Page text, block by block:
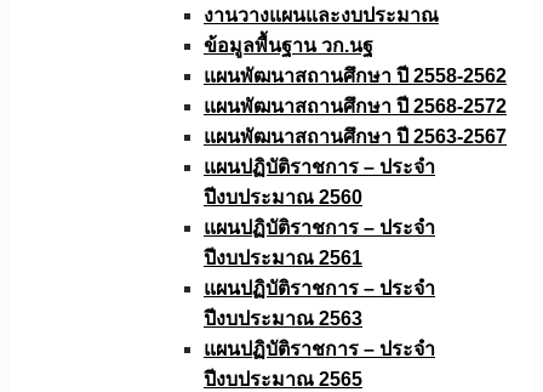
งานวางแผนและงบประมาณ
ข้อมูลพื้นฐาน วก.นฐ
แผนพัฒนาสถานศึกษา ปี 2558-2562
แผนพัฒนาสถานศึกษา ปี 2568-2572
แผนพัฒนาสถานศึกษา ปี 2563-2567
แผนปฏิบัติราชการ – ประจำ
ปีงบประมาณ 2560
แผนปฏิบัติราชการ – ประจำ
ปีงบประมาณ 2561
แผนปฏิบัติราชการ – ประจำ
ปีงบประมาณ 2563
แผนปฏิบัติราชการ – ประจำ
ปีงบประมาณ 2565